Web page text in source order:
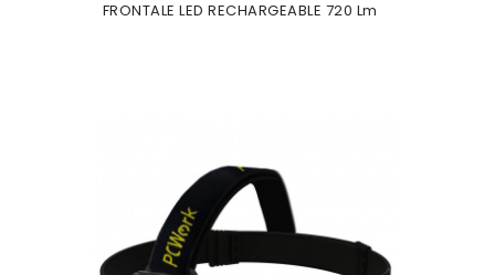
FRONTALE LED RECHARGEABLE 720 Lm